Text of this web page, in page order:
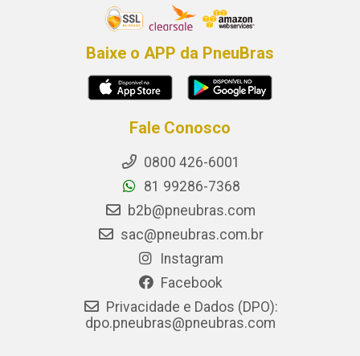
Baixe o APP da PneuBras
Fale Conosco
0800 426-6001
81 99286-7368
b2b@pneubras.com
sac@pneubras.com.br
Instagram
Facebook
Privacidade e Dados (DPO):
dpo.pneubras@pneubras.com